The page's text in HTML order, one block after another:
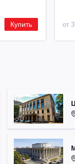
Купить от